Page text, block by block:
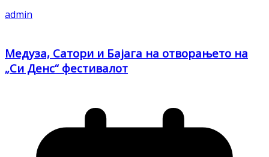
admin
Медуза, Сатори и Бајага на отворањето на
„Си Денс“ фестивалот